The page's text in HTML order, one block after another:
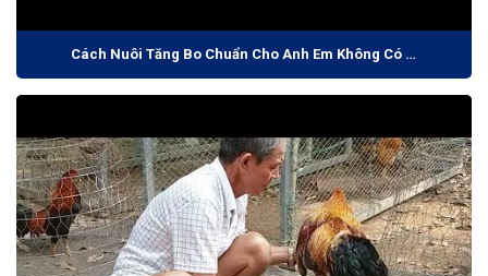
Cách Nuôi Tăng Bo Chuẩn Cho Anh Em Không Có Thời Gian